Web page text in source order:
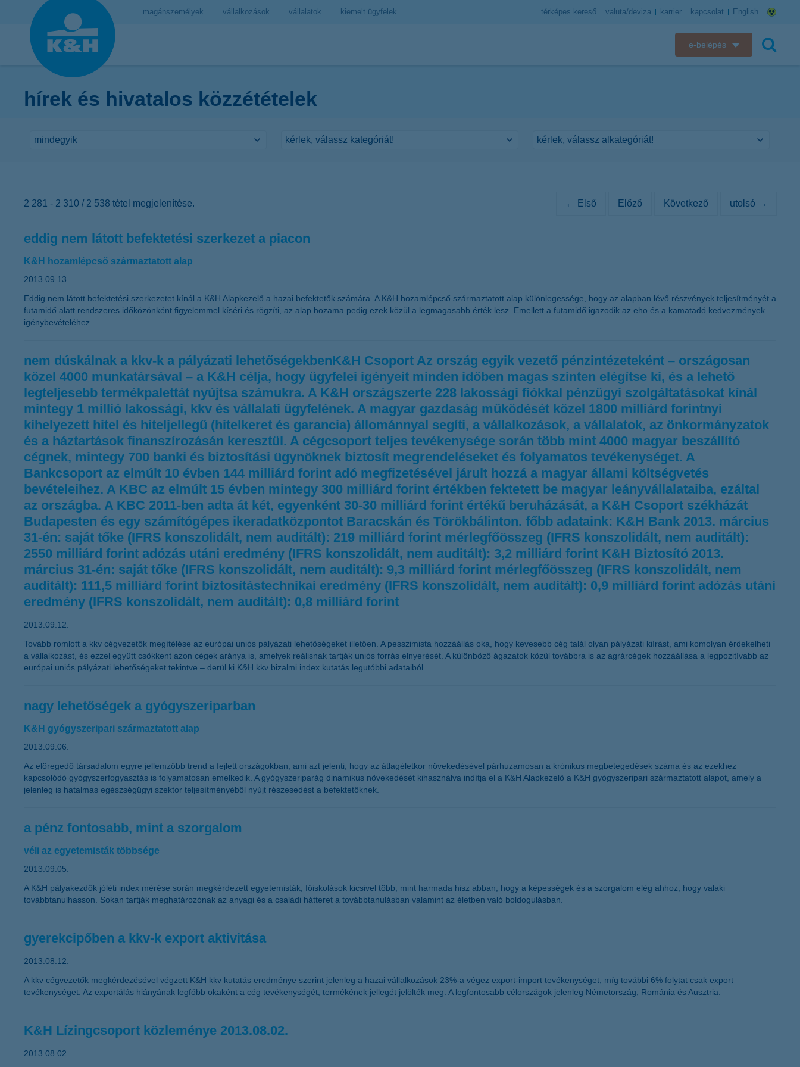
magánszemélyek vállalkozások vállalatok kiemelt ügyfelek térképes kereső valuta/deviza karrier kapcsolat English
e-belépés
hírek és hivatalos közzétételek
2 281 - 2 310 / 2 538 tétel megjelenítése. ← Első Előző Következő utolsó →
eddig nem látott befektetési szerkezet a piacon
K&H hozamlépcső származtatott alap
2013.09.13.
Eddig nem látott befektetési szerkezetet kínál a K&H Alapkezelő a hazai befektetők számára. A K&H hozamlépcső származtatott alap különlegessége, hogy az alapban lévő részvények teljesítményét a
futamidő alatt rendszeres időközönként figyelemmel kíséri és rögzíti, az alap hozama pedig ezek közül a legmagasabb érték lesz. Emellett a futamidő igazodik az eho és a kamatadó kedvezmények
igénybevételéhez.
nem dúskálnak a kkv-k a pályázati lehetőségekbenK&H Csoport Az ország egyik vezető pénzintézeteként – országosan
közel 4000 munkatársával – a K&H célja, hogy ügyfelei igényeit minden időben magas szinten elégítse ki, és a lehető
legteljesebb termékpalettát nyújtsa számukra. A K&H országszerte 228 lakossági fiókkal pénzügyi szolgáltatásokat kínál
mintegy 1 millió lakossági, kkv és vállalati ügyfelének. A magyar gazdaság működését közel 1800 milliárd forintnyi
kihelyezett hitel és hiteljellegű (hitelkeret és garancia) állománnyal segíti, a vállalkozások, a vállalatok, az önkormányzatok
és a háztartások finanszírozásán keresztül. A cégcsoport teljes tevékenysége során több mint 4000 magyar beszállító
cégnek, mintegy 700 banki és biztosítási ügynöknek biztosít megrendeléseket és folyamatos tevékenységet. A
Bankcsoport az elmúlt 10 évben 144 milliárd forint adó megfizetésével járult hozzá a magyar állami költségvetés
bevételeihez. A KBC az elmúlt 15 évben mintegy 300 milliárd forint értékben fektetett be magyar leányvállalataiba, ezáltal
az országba. A KBC 2011-ben adta át két, egyenként 30-30 milliárd forint értékű beruházását, a K&H Csoport székházát
Budapesten és egy számítógépes ikeradatközpontot Baracskán és Törökbálinton. főbb adataink: K&H Bank 2013. március
31-én: saját tőke (IFRS konszolidált, nem auditált): 219 milliárd forint mérlegfőösszeg (IFRS konszolidált, nem auditált):
2550 milliárd forint adózás utáni eredmény (IFRS konszolidált, nem auditált): 3,2 milliárd forint K&H Biztosító 2013.
március 31-én: saját tőke (IFRS konszolidált, nem auditált): 9,3 milliárd forint mérlegfőösszeg (IFRS konszolidált, nem
auditált): 111,5 milliárd forint biztosítástechnikai eredmény (IFRS konszolidált, nem auditált): 0,9 milliárd forint adózás utáni
eredmény (IFRS konszolidált, nem auditált): 0,8 milliárd forint
2013.09.12.
Tovább romlott a kkv cégvezetők megítélése az európai uniós pályázati lehetőségeket illetően. A pesszimista hozzáállás oka, hogy kevesebb cég talál olyan pályázati kiírást, ami komolyan érdekelheti
a vállalkozást, és ezzel együtt csökkent azon cégek aránya is, amelyek reálisnak tartják uniós forrás elnyerését. A különböző ágazatok közül továbbra is az agrárcégek hozzáállása a legpozitívabb az
európai uniós pályázati lehetőségeket tekintve – derül ki K&H kkv bizalmi index kutatás legutóbbi adataiból.
nagy lehetőségek a gyógyszeriparban
K&H gyógyszeripari származtatott alap
2013.09.06.
Az elöregedő társadalom egyre jellemzőbb trend a fejlett országokban, ami azt jelenti, hogy az átlagéletkor növekedésével párhuzamosan a krónikus megbetegedések száma és az ezekhez
kapcsolódó gyógyszerfogyasztás is folyamatosan emelkedik. A gyógyszeriparág dinamikus növekedését kihasználva indítja el a K&H Alapkezelő a K&H gyógyszeripari származtatott alapot, amely a
jelenleg is hatalmas egészségügyi szektor teljesítményéből nyújt részesedést a befektetőknek.
a pénz fontosabb, mint a szorgalom
véli az egyetemisták többsége
2013.09.05.
A K&H pályakezdők jóléti index mérése során megkérdezett egyetemisták, főiskolások kicsivel több, mint harmada hisz abban, hogy a képességek és a szorgalom elég ahhoz, hogy valaki
továbbtanulhasson. Sokan tartják meghatározónak az anyagi és a családi hátteret a továbbtanulásban valamint az életben való boldogulásban.
gyerekcipőben a kkv-k export aktivitása
2013.08.12.
A kkv cégvezetők megkérdezésével végzett K&H kkv kutatás eredménye szerint jelenleg a hazai vállalkozások 23%-a végez export-import tevékenységet, míg további 6% folytat csak export
tevékenységet. Az exportálás hiányának legfőbb okaként a cég tevékenységét, termékének jellegét jelölték meg. A legfontosabb célországok jelenleg Németország, Románia és Ausztria.
K&H Lízingcsoport közleménye 2013.08.02.
2013.08.02.